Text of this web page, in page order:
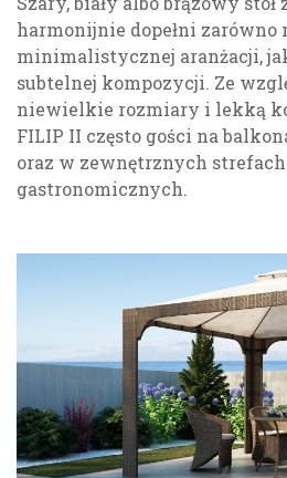
harmonijnie dopełni zarówno
minimalistycznej aranżacji,
subtelnej kompozycji. Ze
niewielkie rozmiary i lekką
FILIP II często gości na
oraz w zewnętrznych
gastronomicznych.